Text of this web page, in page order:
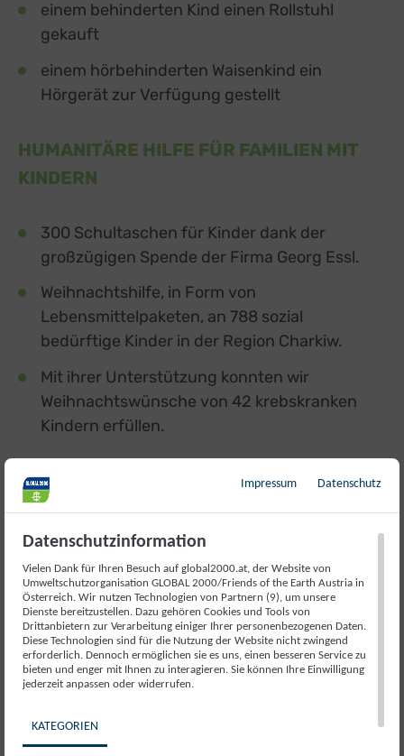
einem behinderten Kind einen Rollstuhl
gekauft
einem hörbehinderten Waisenkind ein
Hörgerät zur Verfügung gestellt
HUMANITÄRE HILFE FÜR FAMILIEN MIT
KINDERN
300 Schultaschen für Kinder dank der
großzügigen Spende der Firma Georg Essl.
Weihnachtshilfe, in Form von
Lebensmittelpaketen, an 788 sozial
bedürftige Kinder in der Region Charkiw.
Mit ihrer Unterstützung konnten wir
Weihnachtswünsche von 42 krebskranken
Kindern erfüllen.
Impressum Datenschutz
Datenschutzinformation
Vielen Dank für Ihren Besuch auf global2000.at, der Website von
Umweltschutzorganisation GLOBAL 2000/Friends of the Earth Austria in
Österreich. Wir nutzen Technologien von Partnern (9), um unsere
Dienste bereitzustellen. Dazu gehören Cookies und Tools von
Drittanbietern zur Verarbeitung einiger Ihrer personenbezogenen Daten.
Diese Technologien sind für die Nutzung der Website nicht zwingend
erforderlich. Dennoch ermöglichen sie es uns, einen besseren Service zu
bieten und enger mit Ihnen zu interagieren. Sie können Ihre Einwilligung
jederzeit anpassen oder widerrufen.
KATEGORIEN